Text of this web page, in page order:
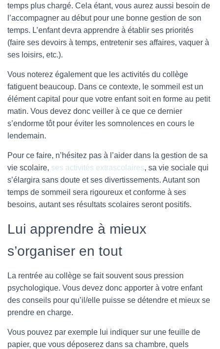
temps plus chargé. Cela étant, vous aurez aussi besoin de
l’accompagner au début pour une bonne gestion de son
temps. L’enfant devra apprendre à établir ses priorités
(faire ses devoirs à temps, entretenir ses affaires, vaquer à
ses loisirs, etc.).
Vous noterez également que les activités du collège
fatiguent beaucoup. Dans ce contexte, le sommeil est un
élément capital pour que votre enfant soit en forme au petit
matin. Vous devez donc veiller à ce que ce dernier
s’endorme tôt pour éviter les somnolences en cours le
lendemain.
Pour ce faire, n’hésitez pas à l’aider dans la gestion de sa
vie scolaire, ses activités extrascolaires, sa vie sociale qui
s’élargira sans doute et ses divertissements. Autant son
temps de sommeil sera rigoureux et conforme à ses
besoins, autant ses résultats scolaires seront positifs.
Lui apprendre à mieux
s’organiser en tout
La rentrée au collège se fait souvent sous pression
psychologique. Vous devez donc apporter à votre enfant
des conseils pour qu’il/elle puisse se détendre et mieux se
prendre en charge.
Vous pouvez par exemple lui indiquer sur une feuille de
papier, que vous déposerez dans sa chambre, quels